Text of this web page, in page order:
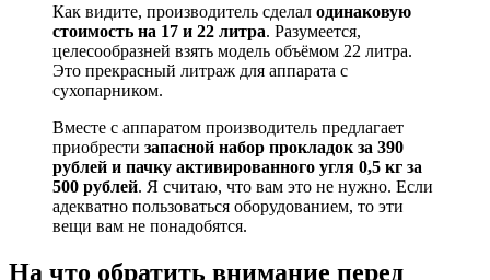
Как видите, производитель сделал одинаковую
стоимость на 17 и 22 литра. Разумеется,
целесообразней взять модель объёмом 22 литра.
Это прекрасный литраж для аппарата с
сухопарником.
Вместе с аппаратом производитель предлагает
приобрести запасной набор прокладок за 390
рублей и пачку активированного угля 0,5 кг за
500 рублей. Я считаю, что вам это не нужно. Если
адекватно пользоваться оборудованием, то эти
вещи вам не понадобятся.
На что обратить внимание перед